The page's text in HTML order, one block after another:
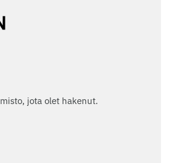
jota olet hakenut.